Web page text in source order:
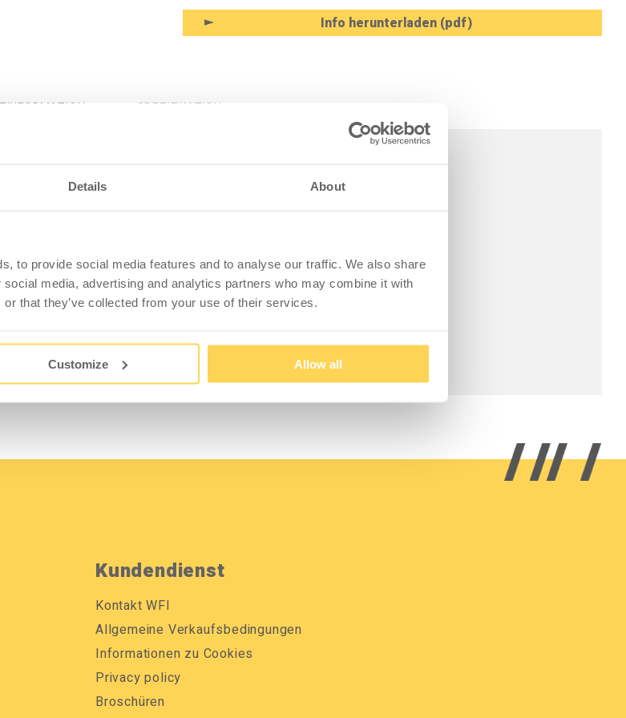
Details About
to provide social media features and to analyse our traffic. We also share
media, advertising and analytics partners who may combine it with
that they’ve collected from your use of their services.
Customize Allow all
Info herunterladen (pdf)
SPEZIFIKATION
1600x800 mm
Stahl, einer vielseitig einsetzbaren
aus Laminat (1600x600x24
kg verteiltes Gewicht. Minimale
einfache Montagearbeiten, mit
Flüssigkeiten und Chemikalien.
Holzkern und ist mit einer
Kundendienst
Kontakt WFI
Allgemeine Verkaufsbedingungen
Informationen zu Cookies
Privacy policy
Broschüren